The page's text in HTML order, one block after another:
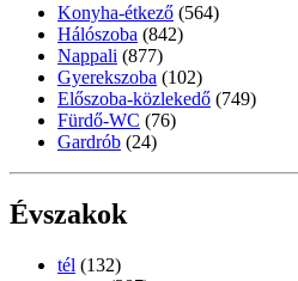
Konyha-étkező (564)
Hálószoba (842)
Nappali (877)
Gyerekszoba (102)
Előszoba-közlekedő (749)
Fürdő-WC (76)
Gardrób (24)
Évszakok
tél (132)